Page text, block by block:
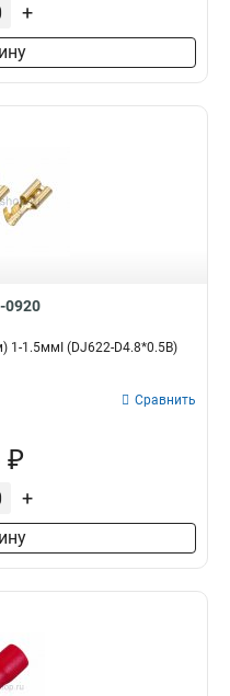
+
0920
1.5ммІ (DJ622-D4.8*0.5B)
Сравнить
₽
+